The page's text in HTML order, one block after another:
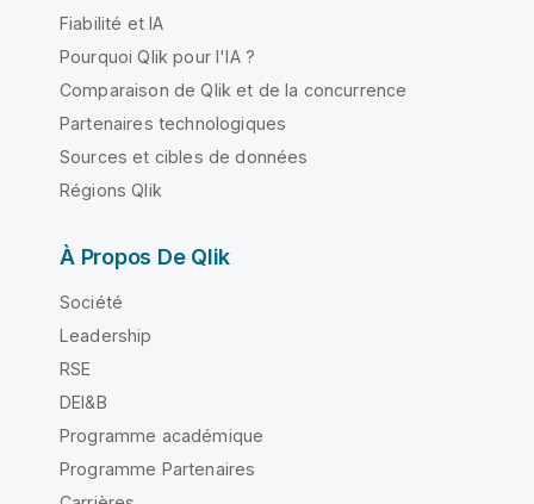
Fiabilité et IA
Pourquoi Qlik pour l'IA ?
Comparaison de Qlik et de la concurrence
Partenaires technologiques
Sources et cibles de données
Régions Qlik
À Propos De Qlik
Société
Leadership
RSE
DEI&B
Programme académique
Programme Partenaires